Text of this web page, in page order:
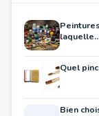
Quel
Bien